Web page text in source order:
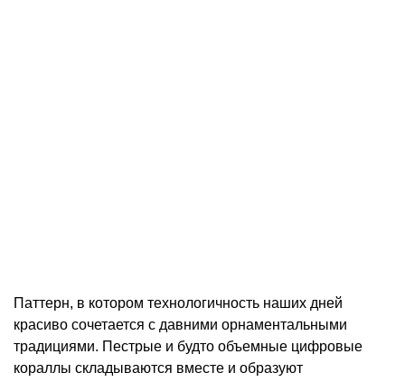
Паттерн, в котором технологичность наших дней
красиво сочетается с давними орнаментальными
традициями. Пестрые и будто объемные цифровые
кораллы складываются вместе и образуют